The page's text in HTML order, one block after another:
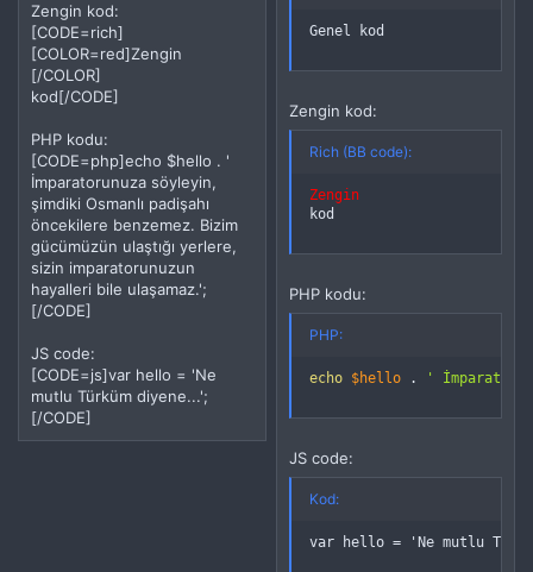
Zengin kod:
[CODE=rich]
[COLOR=red]Zengin
[/COLOR]
kod[/CODE]
PHP kodu:
[CODE=php]echo $hello . '
İmparatorunuza söyleyin,
şimdiki Osmanlı padişahı
öncekilere benzemez. Bizim
gücümüzün ulaştığı yerlere,
sizin imparatorunuzun
hayalleri bile ulaşamaz.';
[/CODE]
JS code:
[CODE=js]var hello = 'Ne
mutlu Türküm diyene...';
[/CODE]
Genel kod
Zengin kod:
Rich (BB code):
Zengin
kod
PHP kodu:
PHP:
echo $hello . '
JS code:
Kod:
var hello = 'Ne mutlu